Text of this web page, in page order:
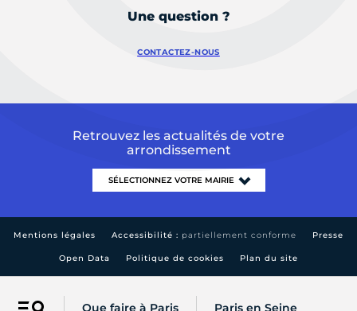
Que faire à Paris Paris en Seine
Une question ?
CONTACTEZ-NOUS
Retrouvez les actualités de votre
arrondissement
Mentions légales Accessibilité : partiellement conforme Presse
Open Data Politique de cookies Plan du site